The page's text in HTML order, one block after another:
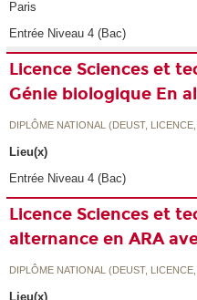
Paris
Entrée Niveau 4 (Bac)
Licence Sciences et
Génie biologique En
DIPLÔME NATIONAL (DEUST,
Lieu(x)
Entrée Niveau 4 (Bac)
Licence Sciences et
alternance en ARA
DIPLÔME NATIONAL (DEUST,
Lieu(x)